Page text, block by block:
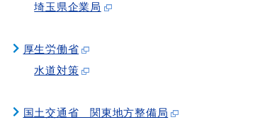
埼玉県企業局
厚生労働省
水道対策
国土交通省 関東地方整備局